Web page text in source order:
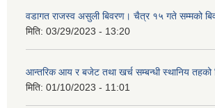
वडागत राजस्व असुली बिवरण। चैत्र १५ गते सम्मको
मिति: 03/29/2023 - 13:20
आन्तरिक आय र बजेट तथा खर्च सम्बन्धी स्थानिय तहको
मिति: 01/10/2023 - 11:01